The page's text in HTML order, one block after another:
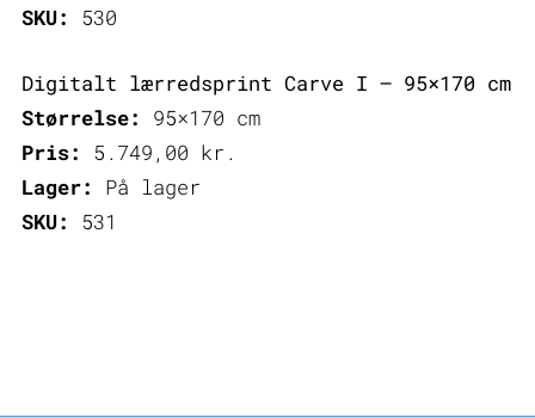
SKU:
530
Digitalt lærredsprint Carve I – 95×170 cm
Størrelse:
95×170 cm
Pris:
5.749,00 kr.
Lager:
På lager
SKU:
531